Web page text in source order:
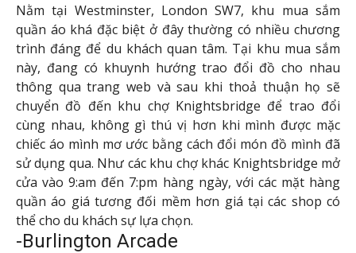
Nằm tại Westminster, London SW7, khu mua sắm
quần áo khá đặc biệt ở đây thường có nhiều chương
trình đáng để du khách quan tâm. Tại khu mua sắm
này, đang có khuynh hướng trao đổi đồ cho nhau
thông qua trang web và sau khi thoả thuận họ sẽ
chuyển đồ đến khu chợ Knightsbridge để trao đổi
cùng nhau, không gì thú vị hơn khi mình được mặc
chiếc áo mình mơ ước bằng cách đổi món đồ mình đã
sử dụng qua. Như các khu chợ khác Knightsbridge mở
cửa vào 9:am đến 7:pm hàng ngày, với các mặt hàng
quần áo giá tương đối mềm hơn giá tại các shop có
thể cho du khách sự lựa chọn.
-Burlington Arcade